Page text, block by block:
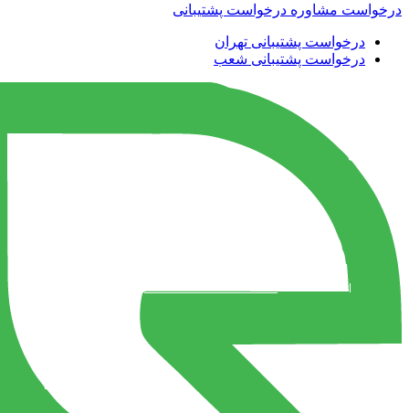
درخواست مشاوره درخواست پشتیبانی
درخواست پشتیبانی تهران
درخواست پشتیبانی شعب